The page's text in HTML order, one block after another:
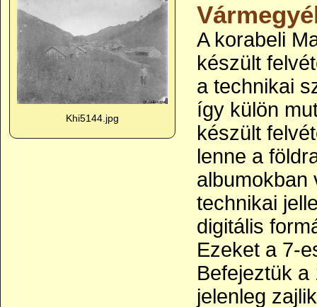
A korabeli
készült
a technikai
így külön
készült
lenne a
albumokban
technikai
digitális
Ezeket a 7-
Befejeztük a
jelenleg
Khi5144.jpg